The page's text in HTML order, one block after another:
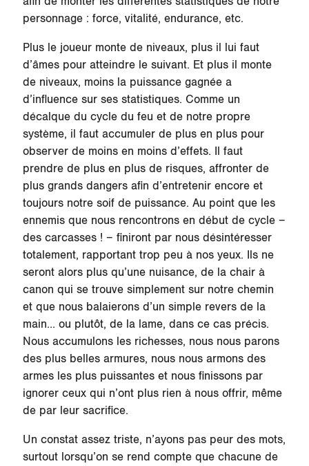
personnage : force, vitalité, endurance, etc.
Plus le joueur monte de niveaux, plus il lui faut
d’âmes pour atteindre le suivant. Et plus il monte
de niveaux, moins la puissance gagnée a
d’influence sur ses statistiques. Comme un
décalque du cycle du feu et de notre propre
système, il faut accumuler de plus en plus pour
observer de moins en moins d’effets. Il faut
prendre de plus en plus de risques, affronter de
plus grands dangers afin d’entretenir encore et
toujours notre soif de puissance. Au point que les
ennemis que nous rencontrons en début de cycle –
des carcasses ! – finiront par nous désintéresser
totalement, rapportant trop peu à nos yeux. Ils ne
seront alors plus qu’une nuisance, de la chair à
canon qui se trouve simplement sur notre chemin
et que nous balaierons d’un simple revers de la
main… ou plutôt, de la lame, dans ce cas précis.
Nous accumulons les richesses, nous nous parons
des plus belles armures, nous nous armons des
armes les plus puissantes et nous finissons par
ignorer ceux qui n’ont plus rien à nous offrir, même
de par leur sacrifice.
Un constat assez triste, n’ayons pas peur des mots,
surtout lorsqu’on se rend compte que chacune de